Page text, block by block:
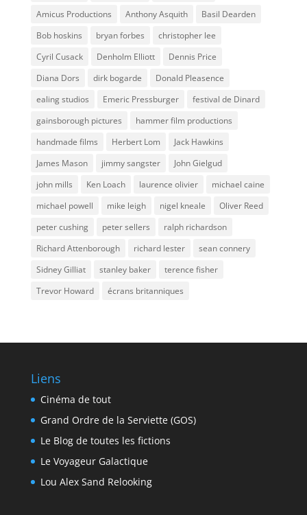
Amicus Productions
Anthony Asquith
Basil Dearden
Bob hoskins
bryan forbes
christopher lee
Cyril Cusack
Denholm Elliott
Dennis Price
Diana Dors
dirk bogarde
Donald Pleasence
ealing studios
Emeric Pressburger
festival de Dinard
gainsborough pictures
hammer film productions
handmade films
Herbert Lom
Jack Hawkins
James Mason
jimmy sangster
John Gielgud
john mills
Ken Loach laurence olivier
michael caine
michael powell
mike leigh nigel kneale
Oliver Reed
peter cushing
peter sellers
ralph richardson
Richard Attenborough
richard lester
sean connery
Sidney Gilliat
stanley baker
terence fisher
Trevor Howard
écrans britanniques
Liens
Cinéma de tout
Grand Ordre de la Serviette (GOS)
Le Blog de toutes les fictions
Le Voyageur Galactique
Lou Alex Sand Relooking